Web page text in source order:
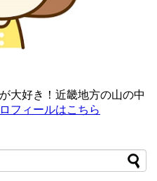
大好き！近畿地方の山の中
フィールはこちら